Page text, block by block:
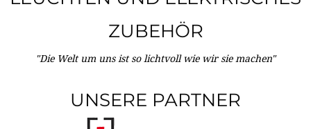
ZUBEHÖR
"Die Welt um uns ist so lichtvoll wie wir sie machen"
UNSERE PARTNER